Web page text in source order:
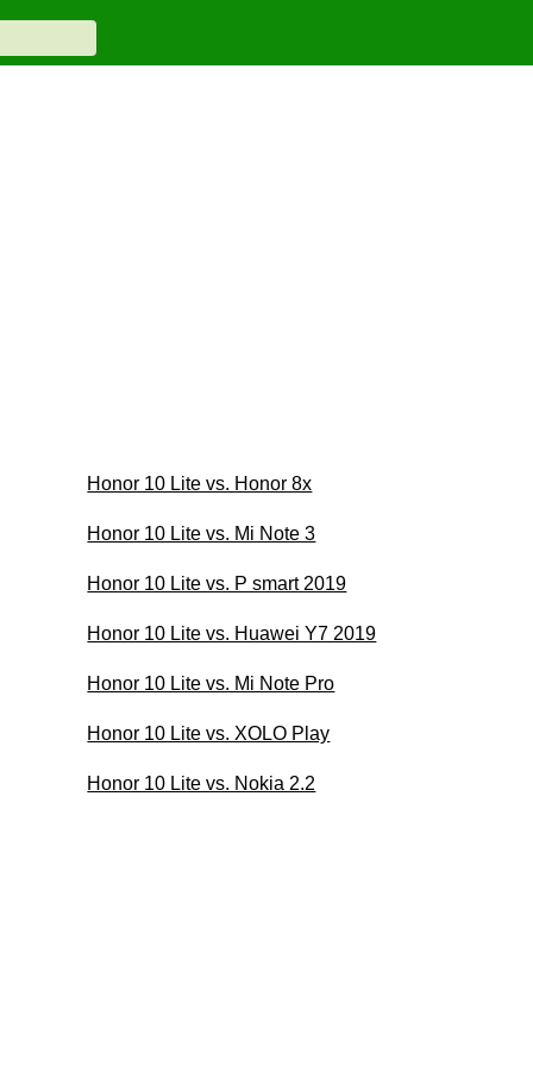
Honor 10 Lite vs. Honor 8x
Honor 10 Lite vs. Mi Note 3
Honor 10 Lite vs. P smart 2019
Honor 10 Lite vs. Huawei Y7 2019
Honor 10 Lite vs. Mi Note Pro
Honor 10 Lite vs. XOLO Play
Honor 10 Lite vs. Nokia 2.2